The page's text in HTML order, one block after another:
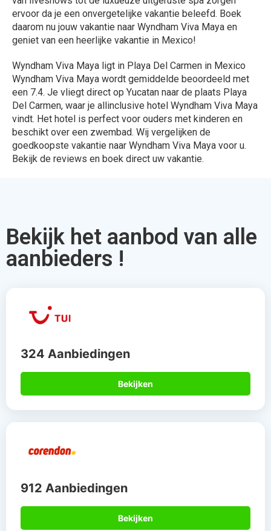
ervoor da je een onvergetelijke vakantie beleefd. Boek
daarom nu jouw vakantie naar Wyndham Viva Maya en
geniet van een heerlijke vakantie in Mexico!
Wyndham Viva Maya ligt in Playa Del Carmen in Mexico
Wyndham Viva Maya wordt gemiddelde beoordeeld met
een 7.4. Je vliegt direct op Yucatan naar de plaats Playa
Del Carmen, waar je allinclusive hotel Wyndham Viva Maya
vindt. Het hotel is perfect voor ouders met kinderen en
beschikt over een zwembad. Wij vergelijken de
goedkoopste vakantie naar Wyndham Viva Maya voor u.
Bekijk de reviews en boek direct uw vakantie.
Bekijk het aanbod van alle
aanbieders !
324 Aanbiedingen
Bekijken
912 Aanbiedingen
Bekijken